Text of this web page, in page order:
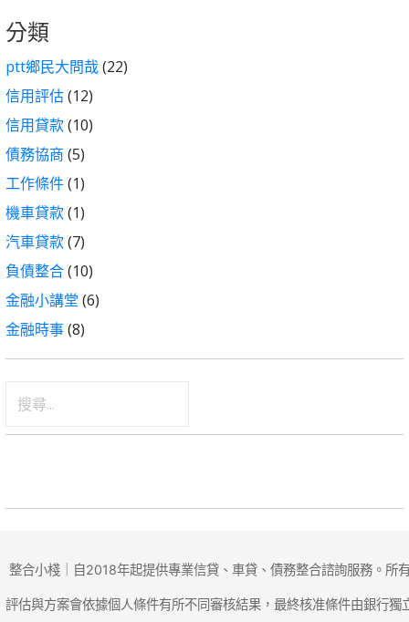
分類
ptt鄉民大問哉(22)
信用評估(12)
信用貸款(10)
債務協商 (5)
工作條件(1)
機車貸款(1)
汽車貸款(7)
負債整合(10)
金融小講堂 (6)
金融時事(8)
尋
關
整合小棧｜自2018年起提供專業信貸、車貸、債務整合諮詢服務。所
評估與方案會依據個人條件有所不同審核結果，最終核准條件由銀行獨